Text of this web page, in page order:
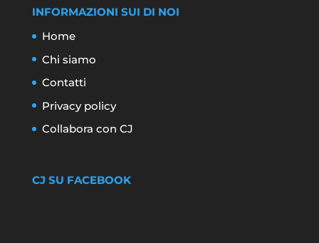
INFORMAZIONI SUI DI NOI
Home
Chi siamo
Contatti
Privacy policy
Collabora con CJ
CJ SU FACEBOOK